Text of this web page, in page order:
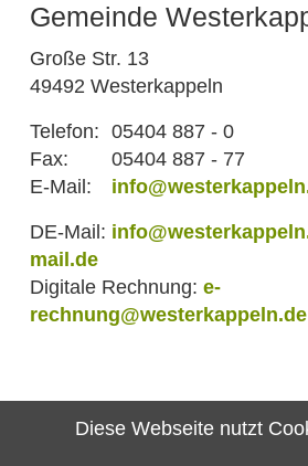
Gemeinde
Große Str. 13
49492 Westerkappeln
Telefon: 05404 887 - 0
Fax:
05404 887 - 77
E-Mail:
DE-Mail:
mail.de
Digitale Rechnung: e-
rechnung@westerkappeln.de
Diese Webseite nutzt